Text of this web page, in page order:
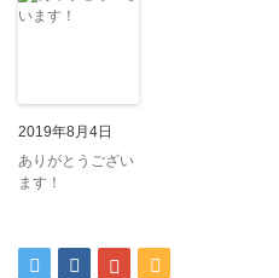
2019年8月4日
ありがとうござい
ます！